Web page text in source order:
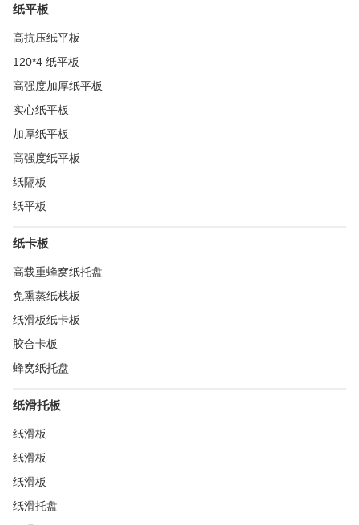
纸平板
高抗压纸平板
120*4 纸平板
高强度加厚纸平板
实心纸平板
加厚纸平板
高强度纸平板
纸隔板
纸平板
纸卡板
高载重蜂窝纸托盘
免熏蒸纸栈板
纸滑板纸卡板
胶合卡板
蜂窝纸托盘
纸滑托板
纸滑板
纸滑板
纸滑板
纸滑托盘